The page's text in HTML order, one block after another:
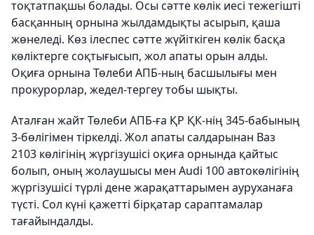
тоқтатпақшы болады. Осы сәтте көлік иесі тежегішті
басқанның орнына жылдамдықты асырып, қаша
жөнеледі. Көз ілеспес сәтте жүйіткіген көлік басқа
көліктерге соқтығысып, жол апаты орын алды.
Оқиға орнына Төлеби АПБ-ның басшылығы мен
прокурорлар, жедел-тергеу тобы шықты.
Аталған жайт Төлеби АПБ-ға ҚР ҚК-нің 345-бабының
3-бөлігімен тіркелді. Жол апаты салдарынан Ваз
2103 көлігінің жүргізушісі оқиға орнында қайтыс
болып, оның жолаушысы мен Audi 100 автокөлігінің
жүргізушісі түрлі дене жарақаттарымен ауруханаға
түсті. Сол күні қажетті бірқатар сараптамалар
тағайындалды.